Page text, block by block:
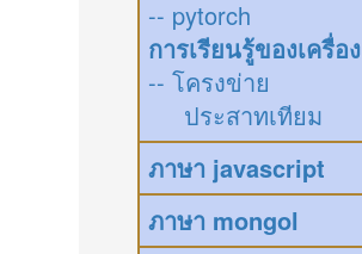
-- pytorch
การเรียนรู้ของเครื่อง
-- โครงข่าย
ประสาทเทียม
ภาษา javascript
ภาษา mongol